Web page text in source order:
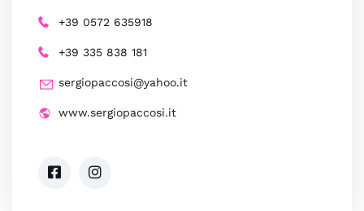
+39 0572 635918
+39 335 838 181
sergiopaccosi@yahoo.it
www.sergiopaccosi.it